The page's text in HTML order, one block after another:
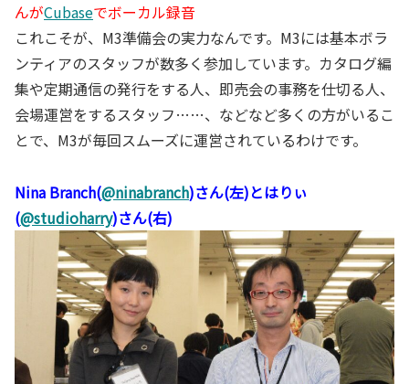
んがCubaseでボーカル録音
これこそが、M3準備会の実力なんです。M3には基本ボラ
ンティアのスタッフが数多く参加しています。カタログ編
集や定期通信の発行をする人、即売会の事務を仕切る人、
会場運営をするスタッフ……、などなど多くの方がいるこ
とで、M3が毎回スムーズに運営されているわけです。
Nina Branch(@ninabranch)さん(左)とはりぃ
(@studioharry)さん(右)